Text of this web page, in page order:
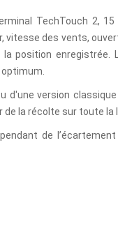
TechTouch 2,
des vents,
position enregistrée.
d'une version classique
la récolte sur toute la
de